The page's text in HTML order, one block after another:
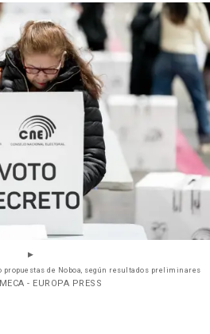
de Noboa, según resultados preliminares
- EUROPA PRESS